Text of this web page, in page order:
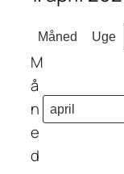
Måned Uge
M
å
n
e
d